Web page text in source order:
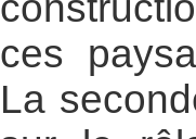
ces
La